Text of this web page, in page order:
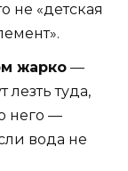
не «детская
жарко —
туда,
него —
вода не